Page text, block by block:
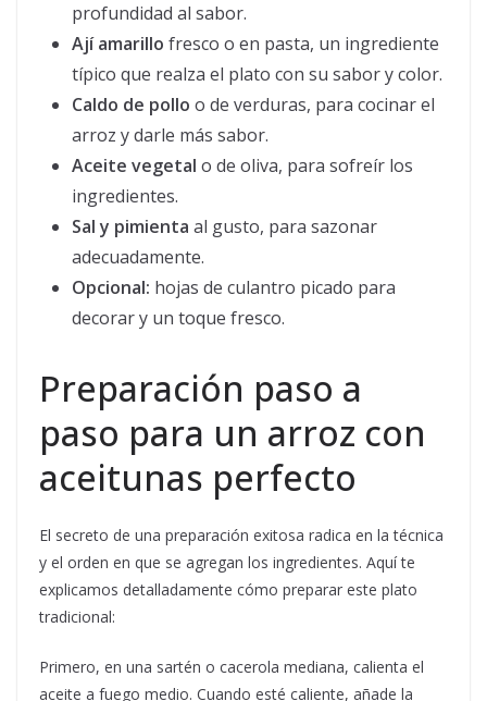
profundidad al sabor.
Ají amarillo fresco o en pasta, un ingrediente
típico que realza el plato con su sabor y color.
Caldo de pollo o de verduras, para cocinar el
arroz y darle más sabor.
Aceite vegetal o de oliva, para sofreír los
ingredientes.
Sal y pimienta al gusto, para sazonar
adecuadamente.
Opcional: hojas de culantro picado para
decorar y un toque fresco.
Preparación paso a
paso para un arroz con
aceitunas perfecto
El secreto de una preparación exitosa radica en la técnica
y el orden en que se agregan los ingredientes. Aquí te
explicamos detalladamente cómo preparar este plato
tradicional:
Primero, en una sartén o cacerola mediana, calienta el
aceite a fuego medio. Cuando esté caliente, añade la